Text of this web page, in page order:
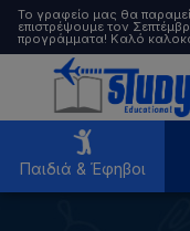
Το γραφείο μας θα
επιστρέψουμε τον
προγράμματα! Καλό
Παιδιά & Έφηβοι